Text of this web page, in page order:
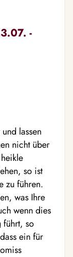
-
lassen
nicht über
so ist
zu führen.
was Ihre
wenn dies
führt, so
ein für